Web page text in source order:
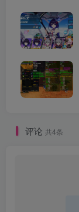
评论 共4条